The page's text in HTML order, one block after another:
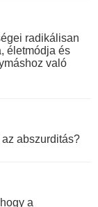
radikálisan
életmódja és
való
abszurditás?
a